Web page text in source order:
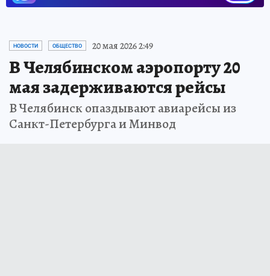
НОВОСТИ ОБЩЕСТВО 20 мая 2026 2:49
В Челябинском аэропорту 20
мая задерживаются рейсы
В Челябинск опаздывают авиарейсы из
Санкт-Петербурга и Минвод